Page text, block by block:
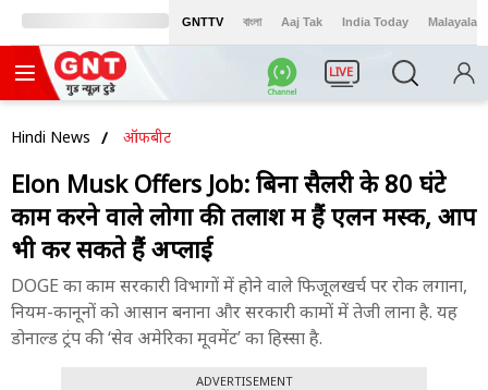
GNTTV বাংলা Aaj Tak India Today Malayalam
LIVE
Hindi News ऑफबीट
Elon Musk Offers Job: बिना सैलरी के 80 घंटे
काम करने वाले लोगों की तलाश में हैं एलन मस्क, आप
भी कर सकते हैं अप्लाई
DOGE का काम सरकारी विभागों में होने वाले फिजूलखर्च पर रोक लगाना,
नियम-कानूनों को आसान बनाना और सरकारी कामों में तेजी लाना है. यह
डोनाल्ड ट्रंप की ‘सेव अमेरिका मूवमेंट’ का हिस्सा है.
ADVERTISEMENT